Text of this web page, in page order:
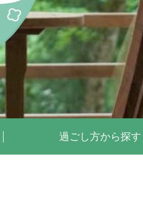
過ごし方から探す